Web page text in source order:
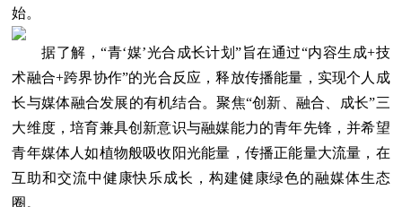
始。
据了解，“青‘媒’光合成长计划”旨在通过“内容生成+技
术融合+跨界协作”的光合反应，释放传播能量，实现个人成
长与媒体融合发展的有机结合。聚焦“创新、融合、成长”三
大维度，培育兼具创新意识与融媒能力的青年先锋，并希望
青年媒体人如植物般吸收阳光能量，传播正能量大流量，在
互助和交流中健康快乐成长，构建健康绿色的融媒体生态
圈。